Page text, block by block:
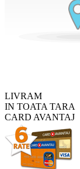
LIVRAM
IN TOATA TARA
CARD AVANTAJ